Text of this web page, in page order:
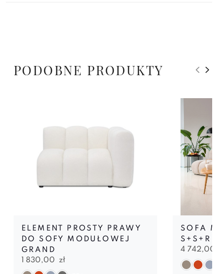
PODOBNE PRODUKTY
ELEMENT PROSTY PRAWY
DO SOFY MODUŁOWEJ
GRAND
1 830,00 zł
SOFA
S+S+R
4 742,00